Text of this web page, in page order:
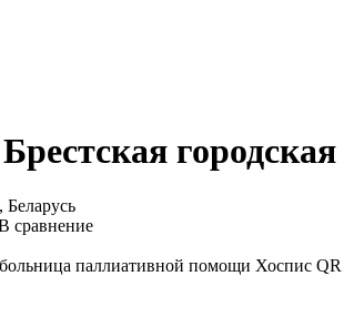
сравнение